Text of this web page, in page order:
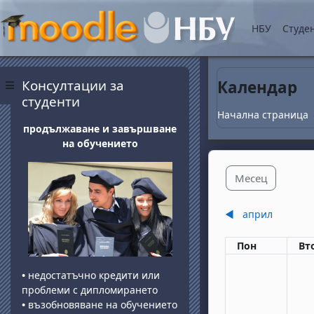
Прескочи на
Страничен панел
НБУ
Календар
Начална страница
Месец
◀︎ април
Понеделник
Пон
Блокове
Консултации за
студенти
продължаване и завършване
на обучението
• недостатъчно кредити или
проблеми с дипломирането
• възобновяване на обучението